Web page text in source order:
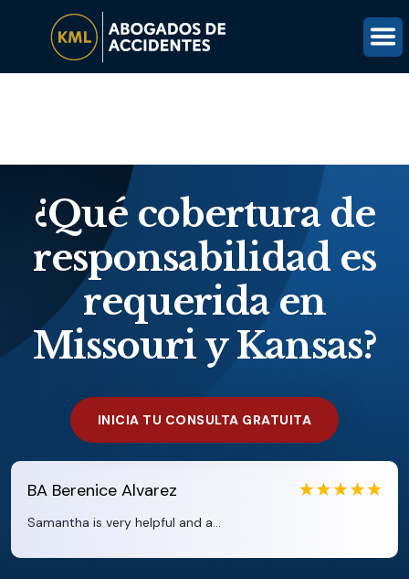
OBTÉN UNA REVISIÓN GRATUITA DEL CASO
¿Qué cobertura de
responsabilidad es
requerida en
Missouri y Kansas?
INICIA TU CONSULTA GRATUITA
EB Eboni Bowie
Clara extremely helpful and ve...